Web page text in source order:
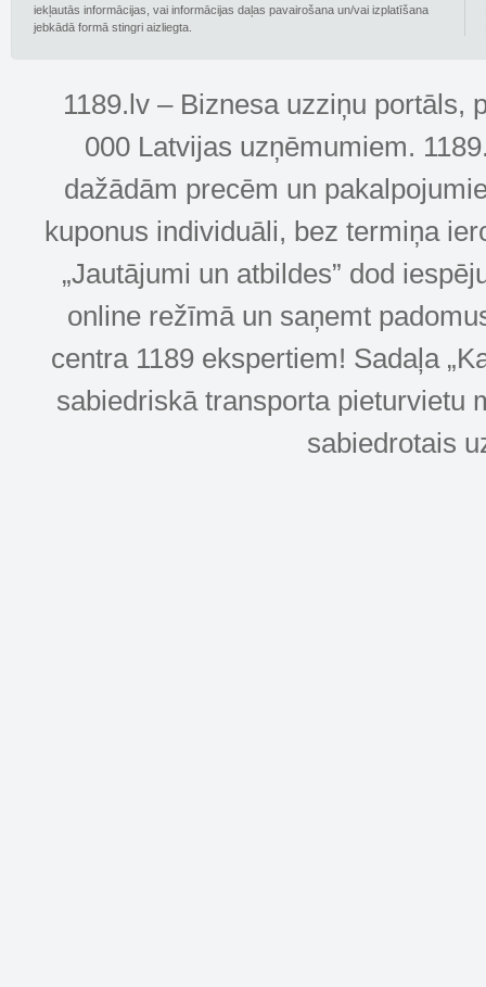
iekļautās informācijas, vai informācijas daļas pavairošana un/vai izplatīšana
jebkādā formā stingri aizliegta.
1189.lv – Biznesa uzziņu portāls,
000 Latvijas uzņēmumiem.
dažādām precēm un
kuponus individuāli, bez termiņa
„Jautājumi un atbildes” dod
online režīmā un saņemt
centra 1189 ekspertiem! Sadaļa
sabiedriskā transporta pieturvietu
sabiedrotais